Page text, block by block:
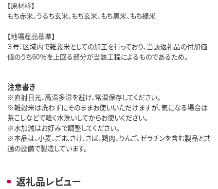
【原材料】
もち赤米、うるち玄米、もち玄米、もち黒米、もち緑米
【地場産品基準】
３号：区域内で雑穀米としての加工を行っており、当該返礼品の付加価
値のうち60％を上回る部分が当該工程によるものであるため。
注意書き
※直射日光、高温多湿を避け、常温保存してください。
※雑穀米は洗わずにそのままお使いいただけますが、気になる場合は
茶こしなどで軽く水洗いしてからお使いください。
※水加減はお好みで調整してください。
※本品は、小麦、ごま、さけ、さば、鶏肉、りんご、ゼラチンを含む製品と共
通の設備で製造しています。
返礼品レビュー